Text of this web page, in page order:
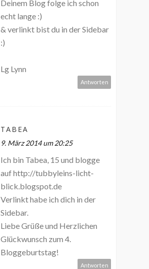
Deinem Blog folge ich schon
echt lange :)
& verlinkt bist du in der Sidebar
:)
Lg Lynn
Antworten
TABEA
9. März 2014 um 20:25
Ich bin Tabea, 15 und blogge
auf http://tubbyleins-licht-
blick.blogspot.de
Verlinkt habe ich dich in der
Sidebar.
Liebe Grüße und Herzlichen
Glückwunsch zum 4.
Bloggeburtstag!
Antworten